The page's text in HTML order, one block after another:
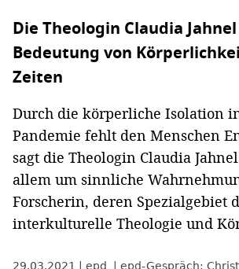
Die Theologin Claudia
Bedeutung von
Zeiten
Durch die körperliche Isolation
Pandemie fehlt den Menschen
sagt die Theologin Claudia
allem um sinnliche
Forscherin, deren Spezialgebiet
interkulturelle Theologie und
29.03.2021 epd
epd-Gespräch: